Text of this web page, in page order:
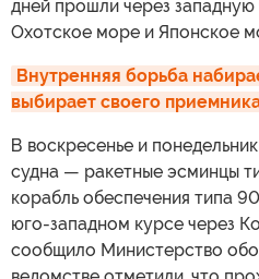
дней прошли через западную
Охотское море и Японское
Внутренняя борьба
выбирает своего
В воскресенье и
судна — ракетные эсминцы
корабль обеспечения типа
юго-западном курсе через
сообщило Министерство